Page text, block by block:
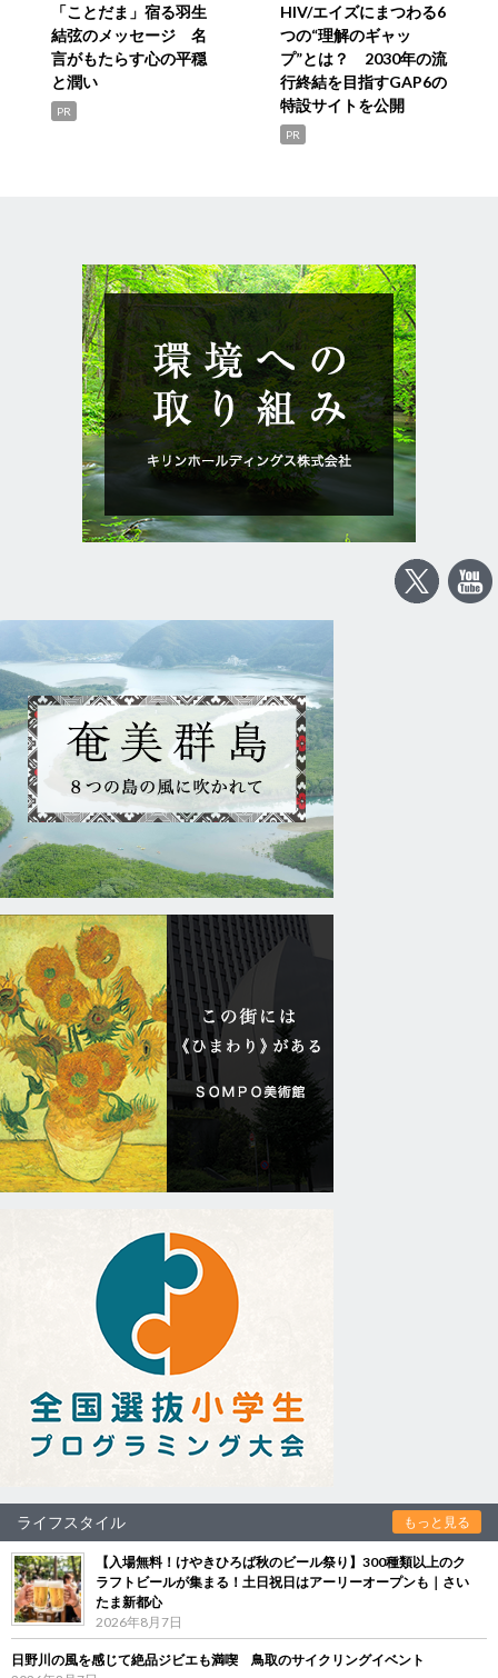
「ことだま」宿る羽生
結弦のメッセージ 名
言がもたらす心の平穏
と潤い
PR
HIV/エイズにまつわる6
つの“理解のギャッ
プ”とは？ 2030年の流
行終結を目指すGAP6の
特設サイトを公開
PR
ライフスタイル もっと見る
【入場無料！けやきひろば秋のビール祭り】300種類以上のク
ラフトビールが集まる！土日祝日はアーリーオープンも｜さい
たま新都心
2026年8月7日
日野川の風を感じて絶品ジビエも満喫 鳥取のサイクリングイベント